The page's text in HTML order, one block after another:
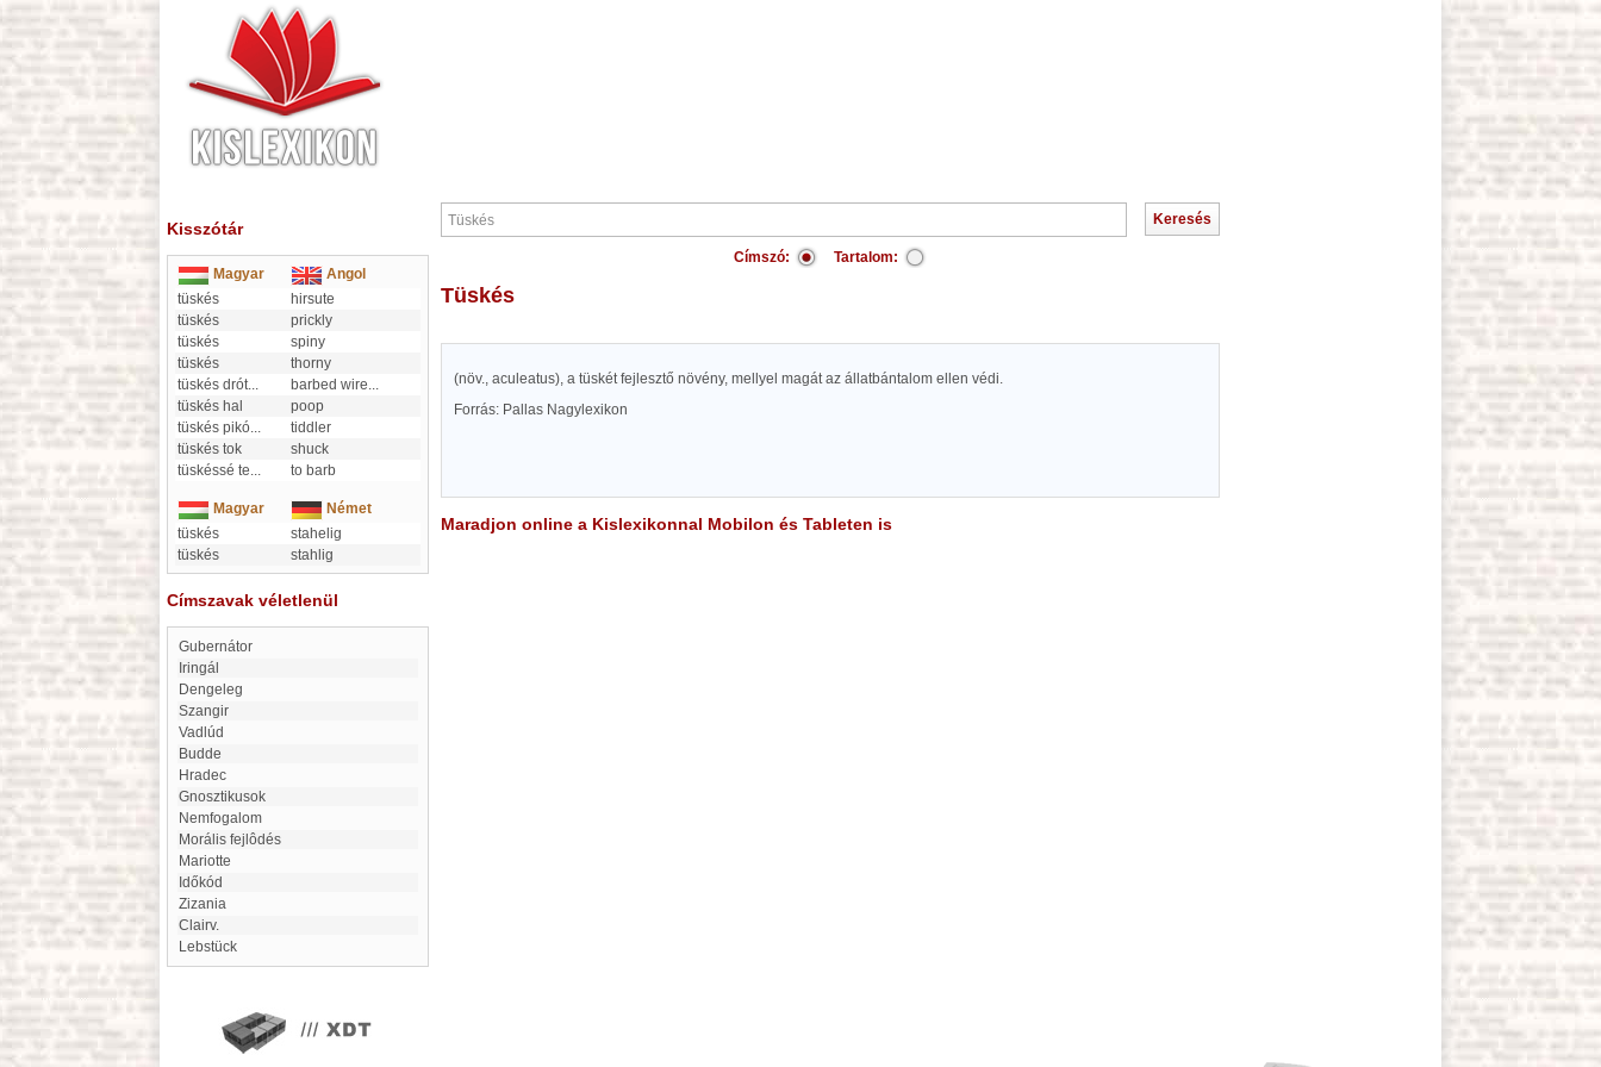
Kisszótár
Magyar
Angol
tüskés
hirsute
tüskés
prickly
tüskés
spiny
tüskés
thorny
tüskés drót... barbed wire...
tüskés hal
poop
tüskés pikó...
tiddler
tüskés tok
shuck
tüskéssé te... to barb
Magyar
Német
tüskés
stahelig
tüskés
stahlig
Címszavak véletlenül
gubernátor
Iringál
Dengeleg
Szangir
Vadlúd
Budde
Hradec
Gnosztikusok
Nemfogalom
Morális fejlôdés
Mariotte
időkód
Zizania
Clairv.
Lebstück
Címszó: Tartalom:
Tüskés
(növ., aculeatus), a tüskét fejlesztő növény, mellyel magát az állatbántalom ellen védi.
Forrás: Pallas Nagylexikon
Maradjon online a Kislexikonnal Mobilon és Tableten is